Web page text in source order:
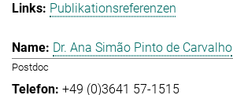
Publikationsreferenzen
Dr. Ana Simão Pinto de Carvalho
Postdoc
+49 (0)3641 57-1515